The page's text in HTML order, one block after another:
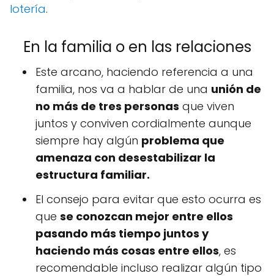
lotería.
En la familia o en las relaciones
Este arcano, haciendo referencia a una
familia, nos va a hablar de una unión de
no más de tres personas que viven
juntos y conviven cordialmente aunque
siempre hay algún problema que
amenaza con desestabilizar la
estructura familiar.
El consejo para evitar que esto ocurra es
que se conozcan mejor entre ellos
pasando más tiempo juntos y
haciendo más cosas entre ellos, es
recomendable incluso realizar algún tipo